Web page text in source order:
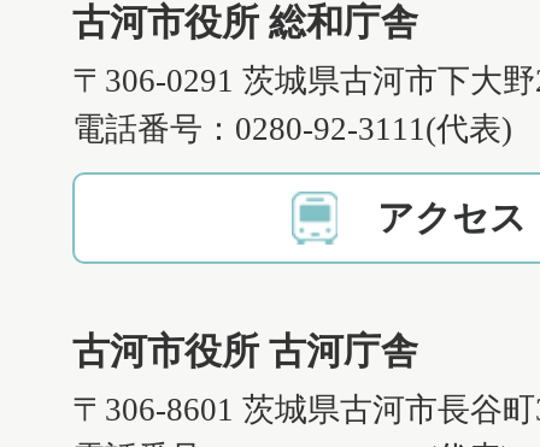
古河市役所 総和庁舎
〒306-0291 茨城県古河市下大
電話番号：0280-92-3111(代表)
アクセス
古河市役所 古河庁舎
〒306-8601 茨城県古河市長谷